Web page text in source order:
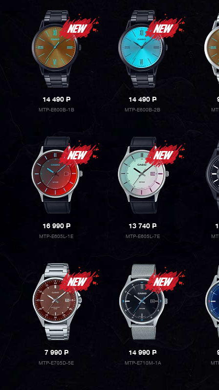
14 490P
MTP-E600B-1B
14 490P
MTP-E600B-2B
16 990P
MTP-E605L-1E
13 740P
MTP-E605L-7E
7 990P
MTP-E705D-5E
14 990P
MTP-E710M-1A